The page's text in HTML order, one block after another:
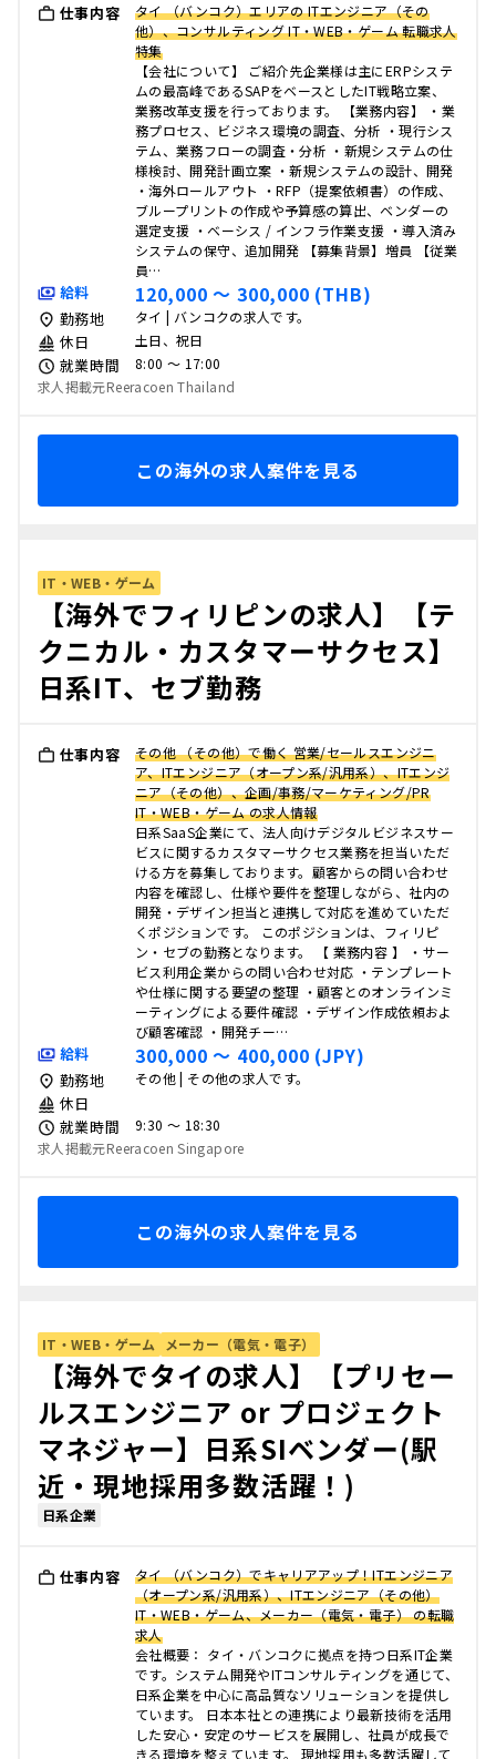
仕事内容
タイ （バンコク）エリアの ITエンジニア（その
他）、コンサルティング IT・WEB・ゲーム 転職求人
特集
【会社について】 ご紹介先企業様は主にERPシステ
ムの最高峰であるSAPをベースとしたIT戦略立案、
業務改革支援を行っております。 【業務内容】 ・業
務プロセス、ビジネス環境の調査、分析 ・現行シス
テム、業務フローの調査・分析 ・新規システムの仕
様検討、開発計画立案 ・新規システムの設計、開発
・海外ロールアウト ・RFP（提案依頼書）の作成、
ブループリントの作成や予算感の算出、ベンダーの
選定支援 ・ベーシス / インフラ作業支援 ・導入済み
システムの保守、追加開発 【募集背景】増員 【従業
員…
給料 120,000 〜 300,000 (THB)
勤務地 タイ | バンコクの求人です。
休日 土日、祝日
就業時間
8:00 〜 17:00
求人掲載元Reeracoen Thailand
この海外の求人案件を見る
IT・WEB・ゲーム
【海外でフィリピンの求人】【テ
クニカル・カスタマーサクセス】
日系IT、セブ勤務
仕事内容
その他 （その他）で働く 営業/セールスエンジニ
ア、ITエンジニア（オープン系/汎用系）、ITエンジ
ニア（その他）、企画/事務/マーケティング/PR
IT・WEB・ゲーム の求人情報
日系SaaS企業にて、法人向けデジタルビジネスサー
ビスに関するカスタマーサクセス業務を担当いただ
ける方を募集しております。顧客からの問い合わせ
内容を確認し、仕様や要件を整理しながら、社内の
開発・デザイン担当と連携して対応を進めていただ
くポジションです。 このポジションは、フィリピ
ン・セブの勤務となります。 【 業務内容 】 ・サー
ビス利用企業からの問い合わせ対応 ・テンプレート
や仕様に関する要望の整理 ・顧客とのオンラインミ
ーティングによる要件確認 ・デザイン作成依頼およ
び顧客確認 ・開発チー…
給料 300,000 〜 400,000 (JPY)
勤務地 その他 | その他の求人です。
休日
就業時間
9:30 〜 18:30
求人掲載元Reeracoen Singapore
この海外の求人案件を見る
IT・WEB・ゲーム メーカー（電気・電子）
【海外でタイの求人】【プリセー
ルスエンジニア or プロジェクト
マネジャー】日系SIベンダー(駅
近・現地採用多数活躍！)
日系企業
仕事内容
タイ （バンコク）でキャリアアップ！ITエンジニア
（オープン系/汎用系）、ITエンジニア（その他）
IT・WEB・ゲーム、メーカー（電気・電子） の転職
求人
会社概要： タイ・バンコクに拠点を持つ日系IT企業
です。システム開発やITコンサルティングを通じて、
日系企業を中心に高品質なソリューションを提供し
ています。 日本本社との連携により最新技術を活用
した安心・安定のサービスを展開し、社員が成長で
きる環境を整えています。 現地採用も多数活躍して